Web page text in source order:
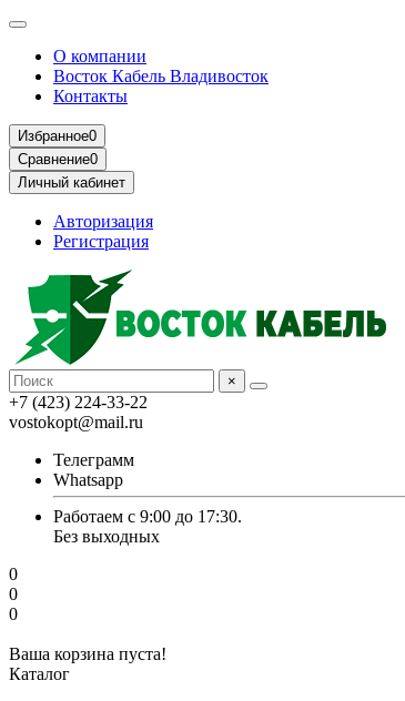
О компании
Восток Кабель Владивосток
Контакты
Избранное0
Сравнение0
Личный кабинет
Авторизация
Регистрация
×
+7 (423) 224-33-22
vostokopt@mail.ru
Телеграмм
Whatsapp
Работаем с 9:00 до 17:30.
Без выходных
0
0
0
Ваша корзина пуста!
Каталог